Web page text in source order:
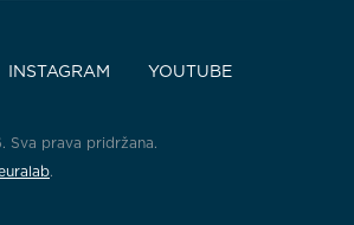
INSTAGRAM YOUTUBE
Sva prava pridržana.
.